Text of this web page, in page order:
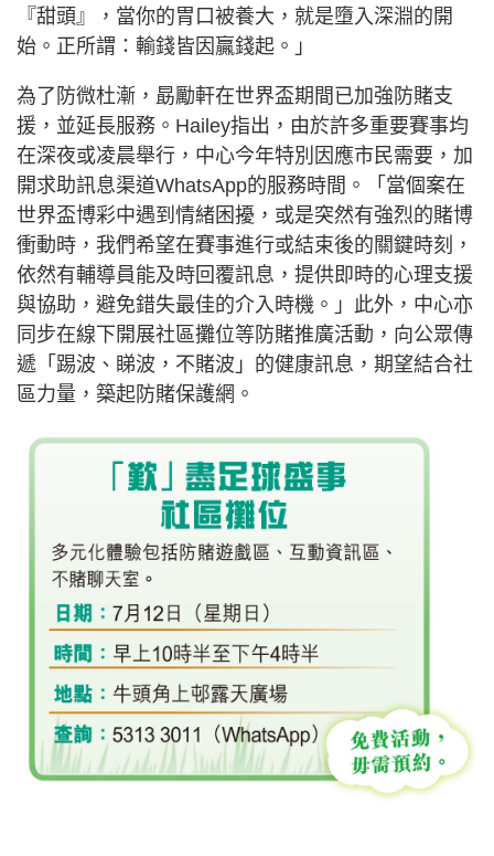
『甜頭』，當你的胃口被養大，就是墮入深淵的開
始。正所謂：輸錢皆因贏錢起。」
為了防微杜漸，勗勵軒在世界盃期間已加強防賭支
援，並延長服務。Hailey指出，由於許多重要賽事均
在深夜或凌晨舉行，中心今年特別因應市民需要，加
開求助訊息渠道WhatsApp的服務時間。「當個案在
世界盃博彩中遇到情緒困擾，或是突然有強烈的賭博
衝動時，我們希望在賽事進行或結束後的關鍵時刻，
依然有輔導員能及時回覆訊息，提供即時的心理支援
與協助，避免錯失最佳的介入時機。」此外，中心亦
同步在線下開展社區攤位等防賭推廣活動，向公眾傳
遞「踢波、睇波，不賭波」的健康訊息，期望結合社
區力量，築起防賭保護網。